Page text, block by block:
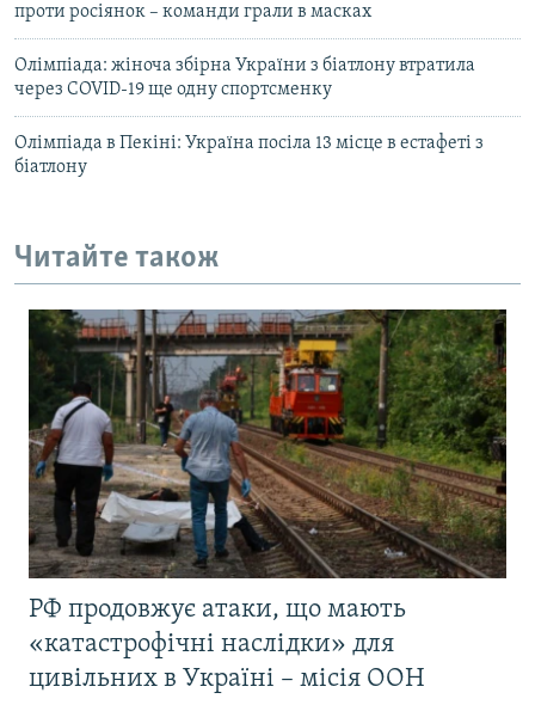
проти росіянок – команди грали в масках
Олімпіада: жіноча збірна України з біатлону втратила
через COVID-19 ще одну спортсменку
Олімпіада в Пекіні: Україна посіла 13 місце в естафеті з
біатлону
Читайте також
РФ продовжує атаки, що мають
«катастрофічні наслідки» для
цивільних в Україні – місія ООН